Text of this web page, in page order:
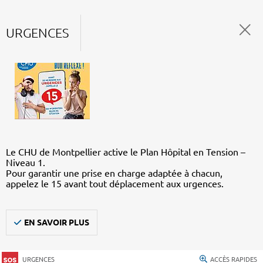
URGENCES
Le CHU de Montpellier active le Plan Hôpital en Tension –
Niveau 1.
Pour garantir une prise en charge adaptée à chacun,
appelez le 15 avant tout déplacement aux urgences.
EN SAVOIR PLUS
URGENCES ACCÈS RAPIDES